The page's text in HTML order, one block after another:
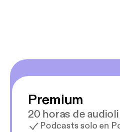
Premium
20 horas de
Podcasts solo en